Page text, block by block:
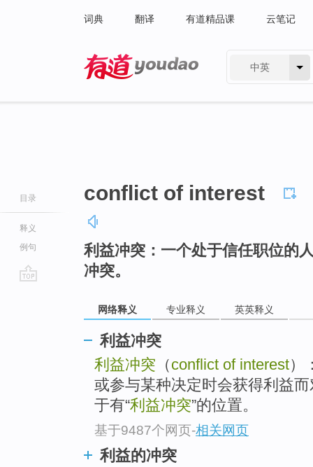
词典 翻译 有道精品课 云笔记
中英
目录
释义
例句
conflict of interest
利益冲突：一个处于信任职位的
冲突。
网络释义 专业释义 英英释义
利益冲突
利益冲突 （conflict of interest）
或参与某种决定时会获得利益
于有“利益冲突”的位置。
基于9487个网页-相关网页
利益的冲突